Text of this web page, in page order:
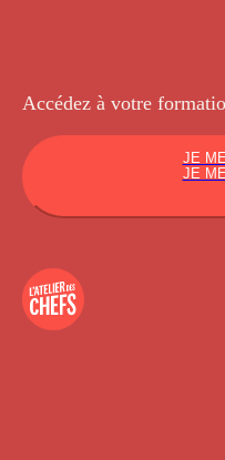
Accédez à votre
JE
JE